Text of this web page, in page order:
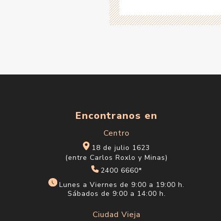
Encontranos en
Centro
18 de julio 1623
(entre Carlos Roxlo y Minas)
2400 6660*
Lunes a Viernes de 9:00 a 19:00 h.
Sábados de 9:00 a 14:00 h.
Ciudad Vieja